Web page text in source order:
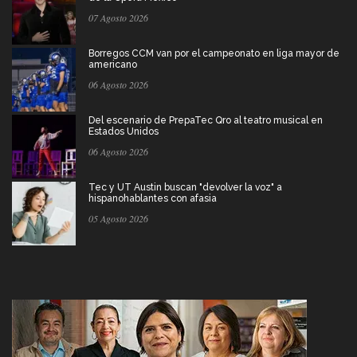
07 Agosto 2026
Borregos CCM van por el campeonato en liga mayor de
americano
06 Agosto 2026
Del escenario de PrepaTec Qro al teatro musical en
Estados Unidos
06 Agosto 2026
Tec y UT Austin buscan "devolver la voz" a
hispanohablantes con afasia
05 Agosto 2026